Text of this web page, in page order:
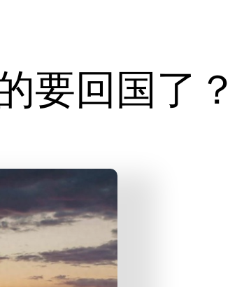
要回国了？